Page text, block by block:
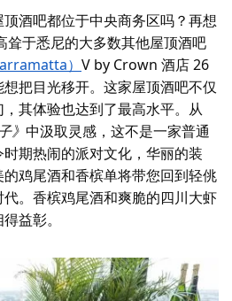
酒吧都位于中央商务区吗？再想
耸于悉尼的大多数其他屋顶酒吧
） V by Crown 酒店 26
把目光移开。这家屋顶酒吧不仅
其体验也达到了最高水平。从
》 中汲取灵感，这不是一家普通
期热闹的派对文化，华丽的装
鸡尾酒和香槟单将带您回到轻佻
。香槟鸡尾酒和爽脆的四川大虾
益彰。